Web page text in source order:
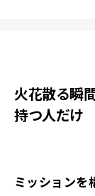
火花散る瞬
持つ人だけ
ミッションを